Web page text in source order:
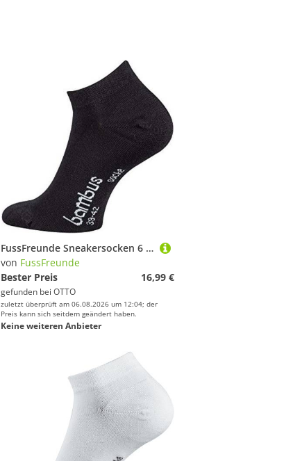
FussFreunde Sneakersocken 6 Paar Bambus Sneakersocken weiche Sneaker Socken atmungsaktiv (6 Paar) Spitze und Ferse verstärkt, handgekettelt
von FussFreunde
Bester Preis
16,99 €
gefunden bei OTTO
zuletzt überprüft am 06.08.2026 um 12:04; der
Preis kann sich seitdem geändert haben.
Keine weiteren Anbieter